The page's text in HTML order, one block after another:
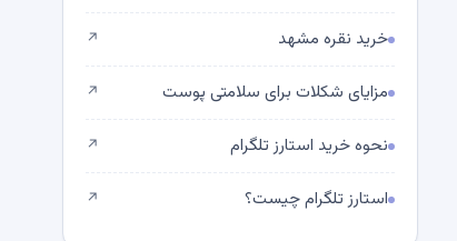
خرید نقره مشهد ↗
مزایای شکلات برای سلامتی پوست ↗
نحوه خرید استارز تلگرام ↗
استارز تلگرام چیست؟ ↗